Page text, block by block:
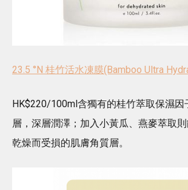
23.5 °N 桂竹活水凍膜(Bamboo Ultra
HK$220/100ml含獨有的桂竹萃取保濕因
層，深層潤澤；加入小黃瓜、燕麥萃取
乾燥而受損的肌膚角質層。